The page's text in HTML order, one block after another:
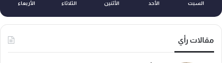
السبت الأحد الأثنين الثلاثاء الأربعاء
مقالات رأي